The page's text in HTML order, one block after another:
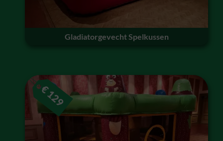
Gladiatorgevecht Spelkussen
€
129